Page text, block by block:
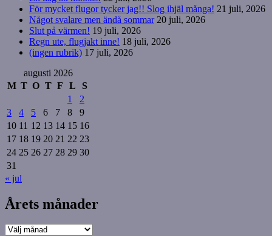
För mycket flugor tycker jag!! Slog ihjäl många! 21 juli, 2026
Något svalare men ändå sommar 20 juli, 2026
Slut på värmen! 19 juli, 2026
Regn ute, flugjakt inne! 18 juli, 2026
(ingen rubrik) 17 juli, 2026
augusti 2026
M T O T F L
S
1
2
3
4 5 6 7 8
9
10 11 12 13 14 15 16
17 18 19 20 21 22 23
24 25 26 27 28 29 30
31
« jul
Årets månader
Årets